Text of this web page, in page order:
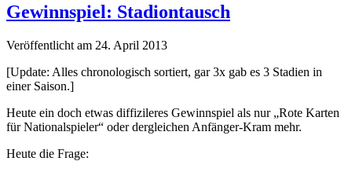
Gewinnspiel: Stadiontausch
Veröffentlicht am 24. April 2013
[Update: Alles chronologisch sortiert, gar 3x gab es 3 Stadien in
einer Saison.]
Heute ein doch etwas diffizileres Gewinnspiel als nur „Rote Karten
für Nationalspieler“ oder dergleichen Anfänger-Kram mehr.
Heute die Frage: